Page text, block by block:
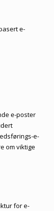
e-
e-poster
e-
om viktige
for e-